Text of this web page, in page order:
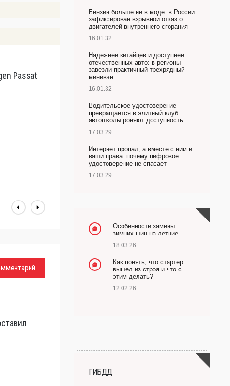
Passat
Бензин больше не в моде: в России
зафиксирован взрывной отказ от
двигателей внутреннего сгорания
16.01.32
Надежнее китайцев и доступнее
отечественных авто: в регионы
завезли практичный трехрядный
минивэн
16.01.32
Водительское удостоверение
превращается в элитный клуб:
автошколы роняют доступность
17.03.29
Интернет пропал, а вместе с ним и
ваши права: почему цифровое
удостоверение не спасает
17.03.29
Особенности замены
зимних шин на летние
18.03.26
Как понять, что стартер
вышел из строя и что с
этим делать?
12.02.26
ГИБДД